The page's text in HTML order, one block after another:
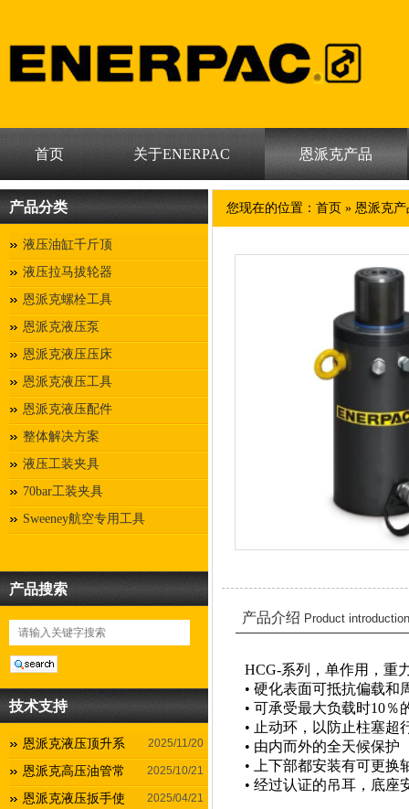
首页 关于ENERPAC 恩派克产品
产品分类
液压油缸千斤顶
液压拉马拔轮器
恩派克螺栓工具
恩派克液压泵
恩派克液压压床
恩派克液压工具
恩派克液压配件
整体解决方案
液压工装夹具
70bar工装夹具
Sweeney航空专用工具
产品搜索
技术支持
2025/11/20
恩派克液压顶升系
2025/10/21
恩派克高压油管常
2025/04/21
恩派克液压扳手使
您现在的位置： 首页 » 恩派克产
产品介绍 Product introduction
HCG-系列，单作用，重
• 硬化表面可抵抗偏载和
• 可承受最大负载时10％
• 止动环，以防止柱塞超
• 由内而外的全天候保护
• 上下部都安装有可更换
• 经过认证的吊耳，底座